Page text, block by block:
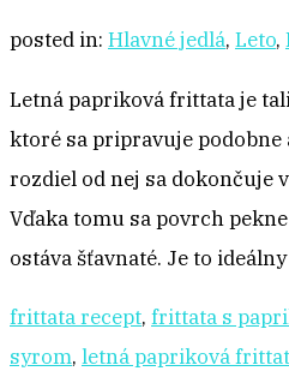
posted in: Hlavné jedlá, Leto,
Letná papriková frittata je
ktoré sa pripravuje podobne
rozdiel od nej sa dokončuje
Vďaka tomu sa povrch
ostáva šťavnaté. Je to
frittata recept, frittata s
syrom, letná papriková